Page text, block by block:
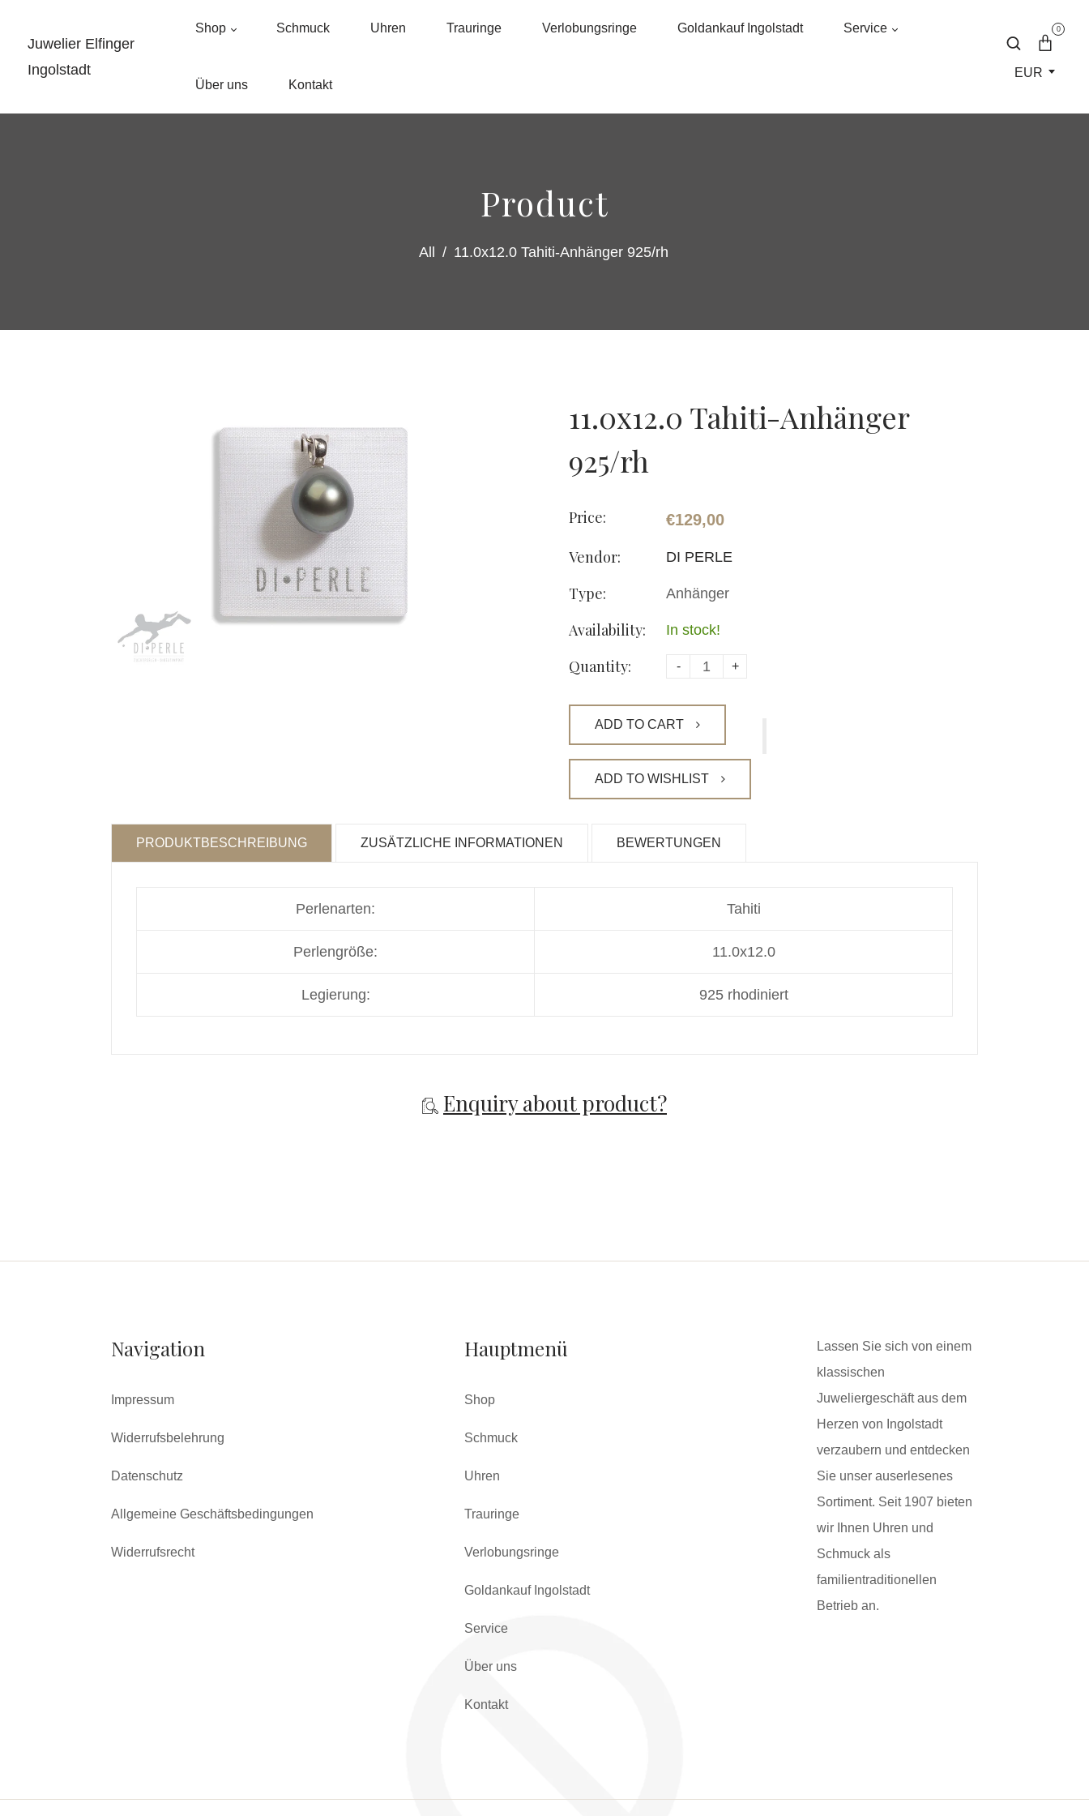
Juwelier Elfinger
Ingolstadt
Shop Schmuck Uhren Trauringe Verlobungsringe Goldankauf Ingolstadt Service
Über uns Kontakt
0
EUR
Product
All / 11.0x12.0 Tahiti-Anhänger 925/rh
11.0x12.0 Tahiti-Anhänger
925/rh
Price: €129,00
Vendor: DI PERLE
Type: Anhänger
Availability: In stock!
Quantity: - +
ADD TO CART
ADD TO WISHLIST
PRODUKTBESCHREIBUNG ZUSÄTZLICHE INFORMATIONEN BEWERTUNGEN
Perlenarten: Tahiti
Perlengröße: 11.0x12.0
Legierung: 925 rhodiniert
Enquiry about product?
Navigation
Impressum
Widerrufsbelehrung
Datenschutz
Allgemeine Geschäftsbedingungen
Widerrufsrecht
Hauptmenü
Shop
Schmuck
Uhren
Trauringe
Verlobungsringe
Goldankauf Ingolstadt
Service
Über uns
Kontakt
Lassen Sie sich von einem
klassischen
Juweliergeschäft aus dem
Herzen von Ingolstadt
verzaubern und entdecken
Sie unser auserlesenes
Sortiment. Seit 1907 bieten
wir Ihnen Uhren und
Schmuck als
familientraditionellen
Betrieb an.